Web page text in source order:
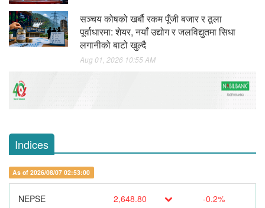
सञ्चय कोषको खर्बौ रकम पूँजी बजार र ठूला
पूर्वाधारमा: शेयर, नयाँ उद्योग र जलविद्युतमा सिधा
लगानीको बाटो खुल्दै
Aug 01, 2026 10:55 AM
Indices
As of 2026/08/07 02:53:00
NEPSE 2,648.80 -0.2%